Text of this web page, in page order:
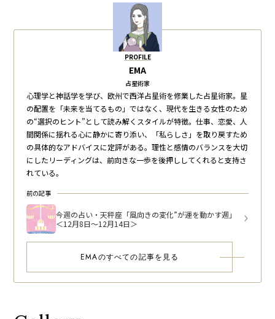
PROFILE
EMA
占星術家
心理学と神話学を学び、欧州で西洋占星術を修業した占星術家。星
の配置を「未来を当てるもの」ではなく、現代を生きる女性のため
の“選択のヒント”として読み解くスタイルが特徴。仕事、恋愛、人
間関係に揺れる心に静かに寄り添い、「私らしさ」を取り戻すため
の具体的なアドバイスに定評がある。理性と感情のバランスを大切
にしたリーディングは、前向きな一歩を後押ししてくれると支持さ
れている。
前の記事
今週の占い・天秤座「風向きの変化”が運を動かす週」
＜12月8日～12月14日＞
EMAのすべての記事を見る